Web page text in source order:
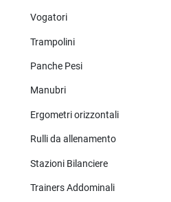
Vogatori
Trampolini
Panche Pesi
Manubri
Ergometri orizzontali
Rulli da allenamento
Stazioni Bilanciere
Trainers Addominali